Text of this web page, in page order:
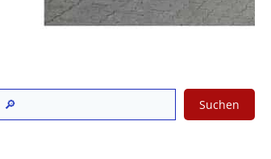
Suchen